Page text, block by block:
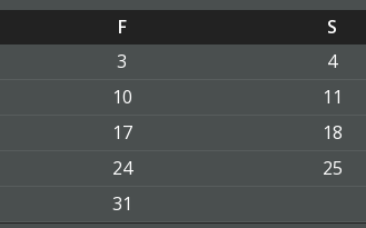
F S
3 4
10 11
17 18
24 25
31